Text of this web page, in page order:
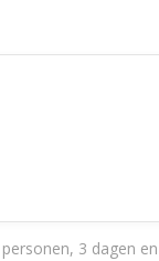
personen, 3 dagen